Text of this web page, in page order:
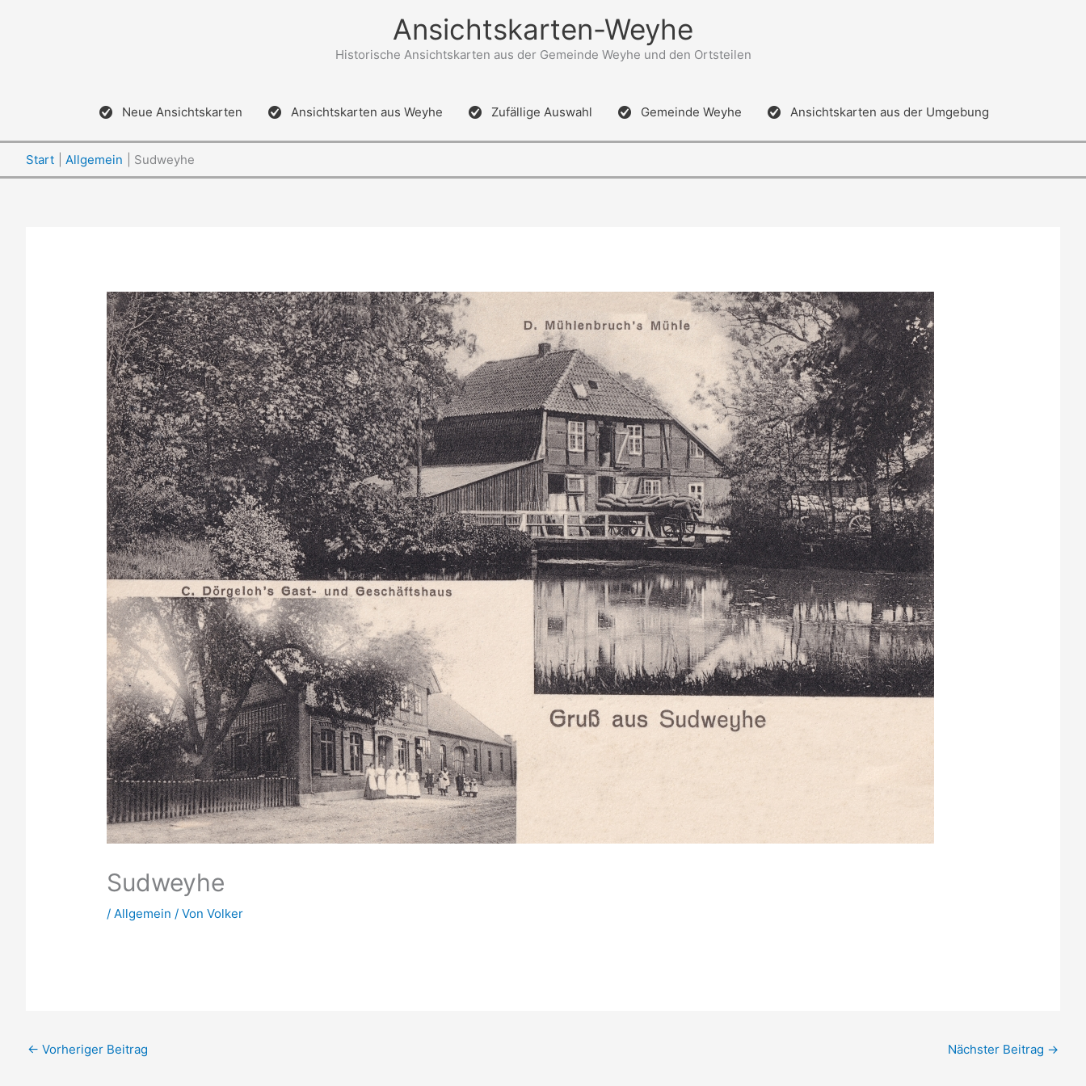
Ansichtskarten-Weyhe
Historische Ansichtskarten aus der Gemeinde Weyhe und den Ortsteilen
Neue Ansichtskarten Ansichtskarten aus Weyhe Zufällige Auswahl Gemeinde Weyhe Ansichtskarten aus der Umgebung
Start Allgemein Sudweyhe
Sudweyhe
/Allgemein / VonVolker
← Vorheriger Beitrag Nächster Beitrag →